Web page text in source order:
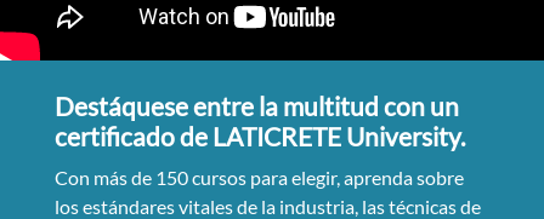
Destáquese entre la multitud con un
certificado de LATICRETE University.
Con más de 150 cursos para elegir, aprenda sobre
los estándares vitales de la industria, las técnicas de